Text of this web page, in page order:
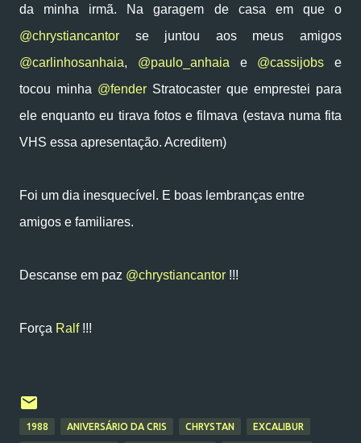
da minha irmã. Na garagem de casa em que o
@chrystiancantor se juntou aos meus amigos
@carlinhosanhaia, @paulo_anhaia e @cassijobs e
tocou minha @fender Stratocaster que emprestei para
ele enquanto eu tirava fotos e filmava (estava numa fita
VHS essa apresentação. Acreditem)
Foi um dia inesquecível. E boas lembranças entre
amigos e familiares.
Descanse em paz @chrystiancantor !!!
Força Ralf !!!
1988 ANIVERSÁRIO DA CRIS CHRYSTAN EXCALIBUR